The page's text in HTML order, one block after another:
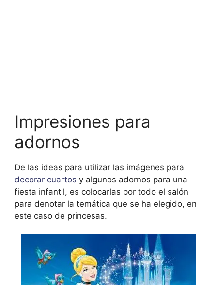
Impresiones para
adornos
De las ideas para utilizar las imágenes para
decorar cuartos y algunos adornos para una
fiesta infantil, es colocarlas por todo el salón
para denotar la temática que se ha elegido, en
este caso de princesas.